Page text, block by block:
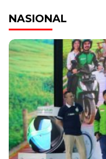
NASIONAL